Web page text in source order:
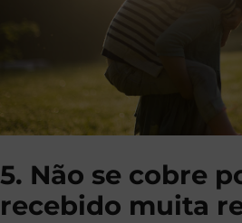
5. Não se cobre
recebido muita